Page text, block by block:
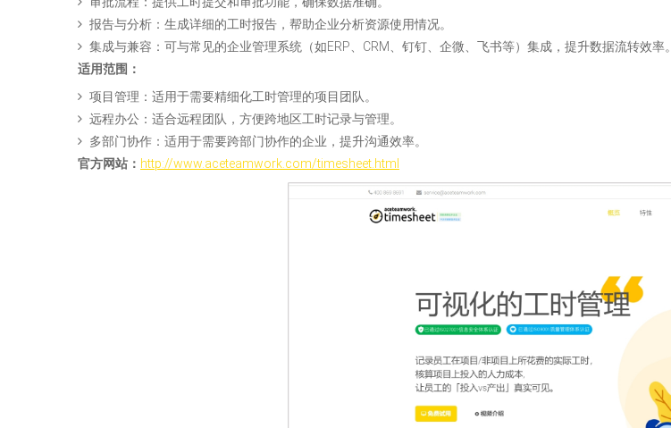
报告与分析：生成详细的工时报告，帮助企业分析资源使用情况。
集成与兼容：可与常见的企业管理系统（如ERP、CRM、钉钉、企微、飞书等）集成，提升数据流转效率。
适用范围：
项目管理：适用于需要精细化工时管理的项目团队。
远程办公：适合远程团队，方便跨地区工时记录与管理。
多部门协作：适用于需要跨部门协作的企业，提升沟通效率。
官方网站： http://www.aceteamwork.com/timesheet.html